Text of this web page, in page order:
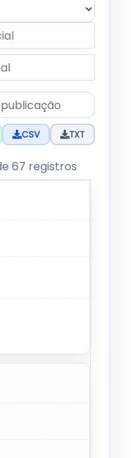
CSV TXT
Use os filtros
67 registros
Outros